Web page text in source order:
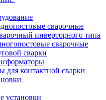
сварочные
инверторного типа
сварочные
сварки
для контактной сварки
установки